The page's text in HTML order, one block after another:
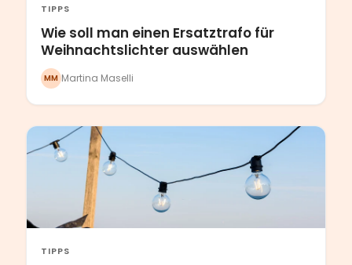
TIPPS
Wie soll man einen Ersatztrafo für
Weihnachtslichter auswählen
MM Martina Maselli
TIPPS